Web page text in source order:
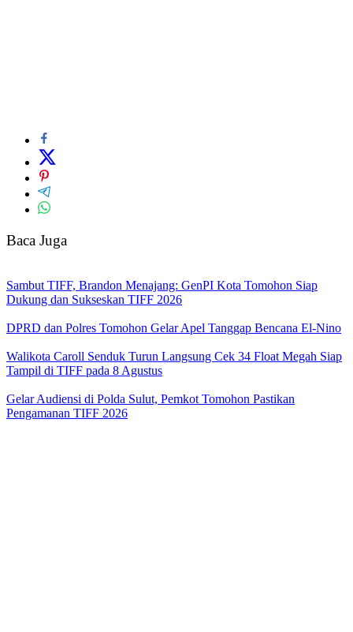
Baca Juga
Sambut TIFF, Brandon Menajang: ​GenPI Kota Tomohon Siap
Dukung dan Sukseskan TIFF 2026
DPRD dan Polres Tomohon Gelar Apel Tanggap Bencana El-Nino
Walikota Caroll Senduk Turun Langsung Cek 34 Float Megah Siap
Tampil di TIFF pada 8 Agustus
Gelar Audiensi di Polda Sulut, Pemkot Tomohon Pastikan
Pengamanan TIFF 2026